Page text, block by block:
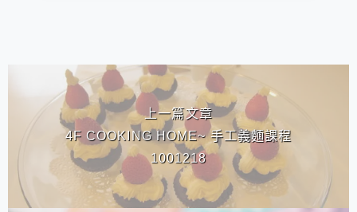
相連文章
上一篇文章
4F COOKING HOME~ 手工義麵課程
1001218